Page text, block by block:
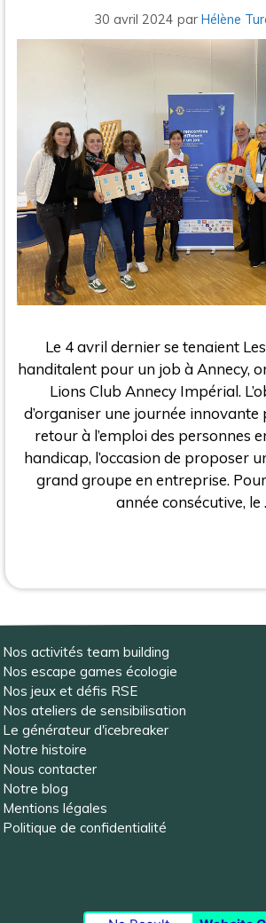
30 avril 2024 par Hélène
Le 4 avril dernier se tenaient
handitalent pour un job à Annecy,
Lions Club Annecy Impérial.
d’organiser une journée
retour à l’emploi des personnes
handicap, l’occasion de proposer
grand groupe en entreprise.
année consécutive, le
Nos activités team building
Nos escape games écologie
Nos jeux et défis RSE
Nos ateliers de sensibilisation
Le générateur d'icebreaker
Notre histoire
Nous contacter
Notre blog
Mentions légales
Politique de confidentialité